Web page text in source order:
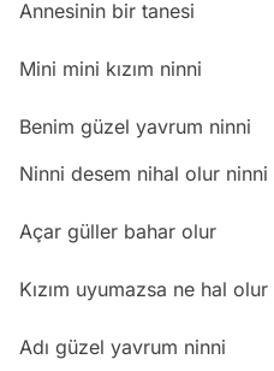
Annesinin bir tanesi
Mini mini kızım ninni
Benim güzel yavrum ninni
Ninni desem nihal olur ninni
Açar güller bahar olur
Kızım uyumazsa ne hal olur
Adı güzel yavrum ninni